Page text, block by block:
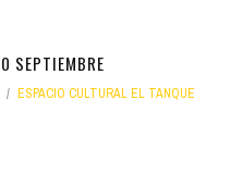
SEPTIEMBRE
ESPACIO CULTURAL EL TANQUE